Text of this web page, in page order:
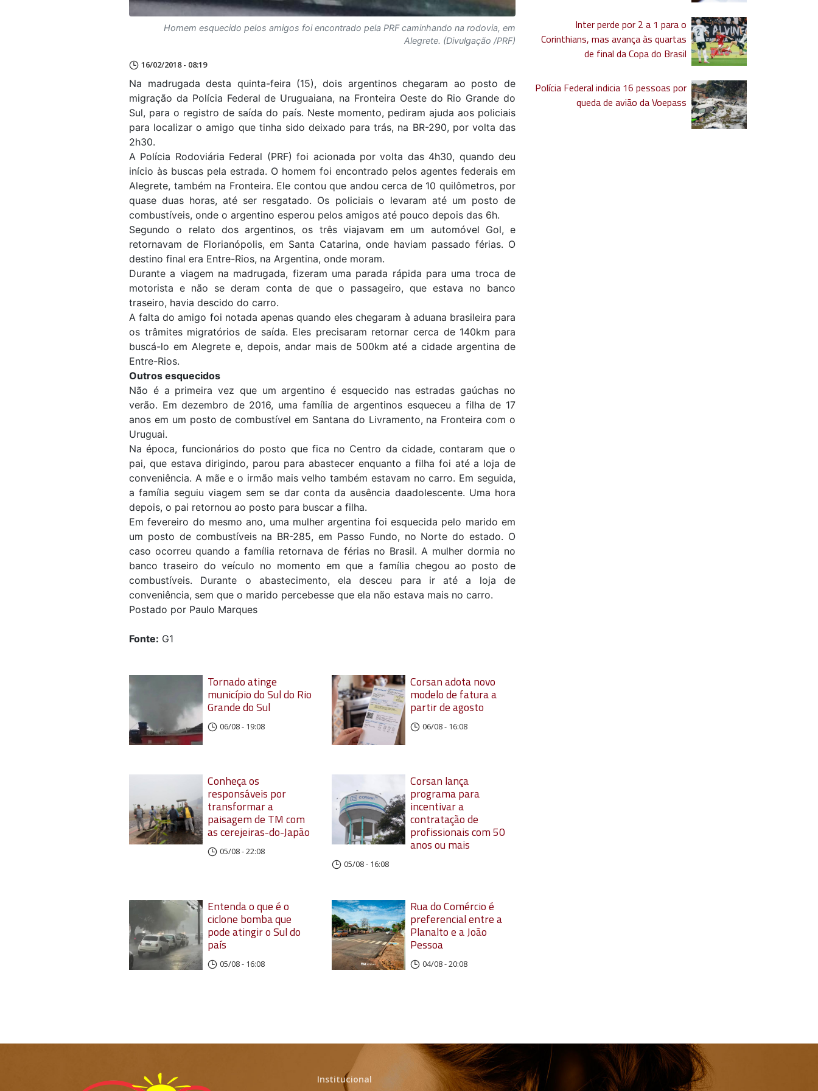
Homem esquecido pelos amigos foi encontrado pela PRF caminhando na rodovia, em
Alegrete. (Divulgação /PRF)
16/02/2018 - 08:19
Na madrugada desta quinta-feira (15), dois argentinos chegaram ao posto de
migração da Polícia Federal de Uruguaiana, na Fronteira Oeste do Rio Grande do
Sul, para o registro de saída do país. Neste momento, pediram ajuda aos policiais
para localizar o amigo que tinha sido deixado para trás, na BR-290, por volta das
2h30.
A Polícia Rodoviária Federal (PRF) foi acionada por volta das 4h30, quando deu
início às buscas pela estrada. O homem foi encontrado pelos agentes federais em
Alegrete, também na Fronteira. Ele contou que andou cerca de 10 quilômetros, por
quase duas horas, até ser resgatado. Os policiais o levaram até um posto de
combustíveis, onde o argentino esperou pelos amigos até pouco depois das 6h.
Segundo o relato dos argentinos, os três viajavam em um automóvel Gol, e
retornavam de Florianópolis, em Santa Catarina, onde haviam passado férias. O
destino final era Entre-Rios, na Argentina, onde moram.
Durante a viagem na madrugada, fizeram uma parada rápida para uma troca de
motorista e não se deram conta de que o passageiro, que estava no banco
traseiro, havia descido do carro.
A falta do amigo foi notada apenas quando eles chegaram à aduana brasileira para
os trâmites migratórios de saída. Eles precisaram retornar cerca de 140km para
buscá-lo em Alegrete e, depois, andar mais de 500km até a cidade argentina de
Entre-Rios.
Outros esquecidos
Não é a primeira vez que um argentino é esquecido nas estradas gaúchas no
verão. Em dezembro de 2016, uma família de argentinos esqueceu a filha de 17
anos em um posto de combustível em Santana do Livramento, na Fronteira com o
Uruguai.
Na época, funcionários do posto que fica no Centro da cidade, contaram que o
pai, que estava dirigindo, parou para abastecer enquanto a filha foi até a loja de
conveniência. A mãe e o irmão mais velho também estavam no carro. Em seguida,
a família seguiu viagem sem se dar conta da ausência daadolescente. Uma hora
depois, o pai retornou ao posto para buscar a filha.
Em fevereiro do mesmo ano, uma mulher argentina foi esquecida pelo marido em
um posto de combustíveis na BR-285, em Passo Fundo, no Norte do estado. O
caso ocorreu quando a família retornava de férias no Brasil. A mulher dormia no
banco traseiro do veículo no momento em que a família chegou ao posto de
combustíveis. Durante o abastecimento, ela desceu para ir até a loja de
conveniência, sem que o marido percebesse que ela não estava mais no carro.
Postado por Paulo Marques
Fonte: G1
Tornado atinge
município do Sul do Rio
Grande do Sul
06/08 - 19:08
Corsan adota novo
modelo de fatura a
partir de agosto
06/08 - 16:08
Conheça os
responsáveis por
transformar a
paisagem de TM com
as cerejeiras-do-Japão
05/08 - 22:08
Corsan lança
programa para
incentivar a
contratação de
profissionais com 50
anos ou mais
05/08 - 16:08
Entenda o que é o
ciclone bomba que
pode atingir o Sul do
país
05/08 - 16:08
Rua do Comércio é
preferencial entre a
Planalto e a João
Pessoa
04/08 - 20:08
Inter perde por 2 a 1 para o
Corinthians, mas avança às quartas
de final da Copa do Brasil
Polícia Federal indicia 16 pessoas por
queda de avião da Voepass
Institucional